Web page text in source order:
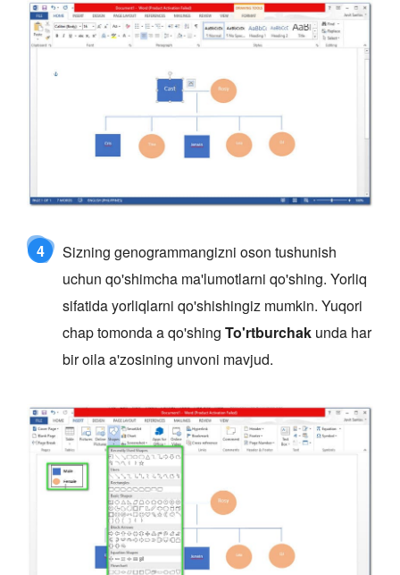
4
Sizning genogrammangizni oson tushunish
uchun qo'shimcha ma'lumotlarni qo'shing. Yorliq
sifatida yorliqlarni qo'shishingiz mumkin. Yuqori
chap tomonda a qo'shing To'rtburchak unda har
bir oila a'zosining unvoni mavjud.